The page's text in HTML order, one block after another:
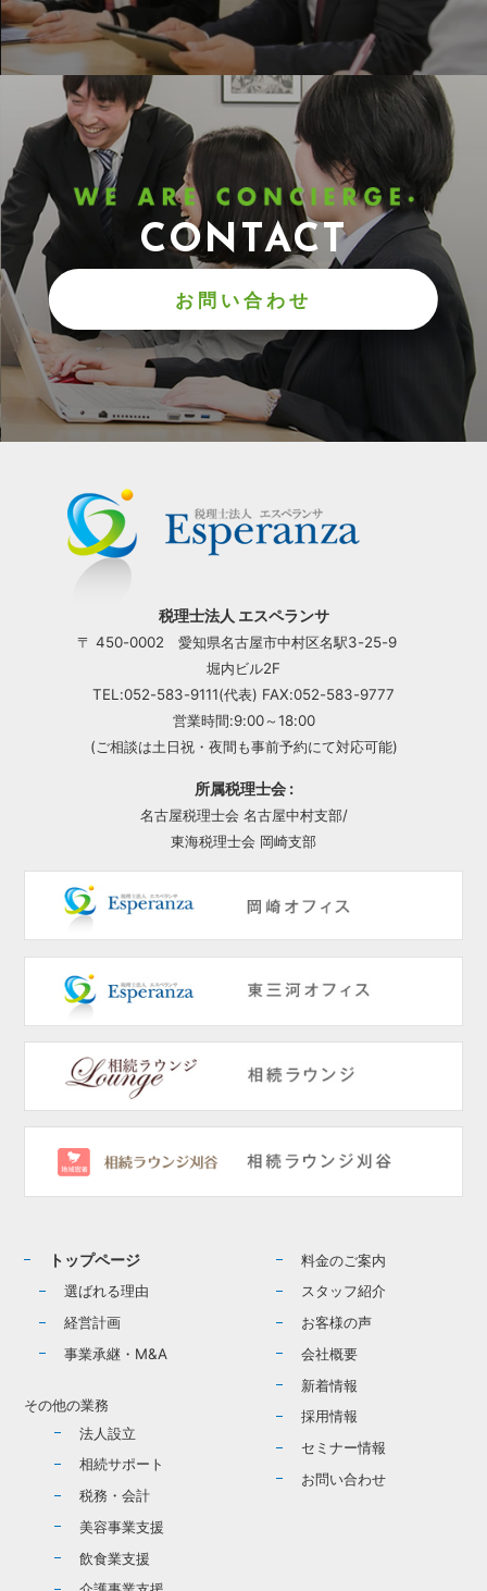
CONTACT
お問い合わせ
税理士法人 エスペランサ
〒 450-0002 愛知県名古屋市中村区名駅3-25-9
堀内ビル2F
TEL:052-583-9111(代表) FAX:052-583-9777
営業時間:9:00～18:00
(ご相談は土日祝・夜間も事前予約にて対応可能)
所属税理士会 :
名古屋税理士会 名古屋中村支部/
東海税理士会 岡崎支部
トップページ
選ばれる理由
経営計画
事業承継・M&A
その他の業務
法人設立
相続サポート
税務・会計
美容事業支援
飲食業支援
料金のご案内
スタッフ紹介
お客様の声
会社概要
新着情報
採用情報
セミナー情報
お問い合わせ